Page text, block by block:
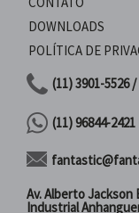
DOWNLOADS
POLÍTICA DE
(11) 3901-5526
(11) 96844-2421
Av. Alberto Jackson
Industrial